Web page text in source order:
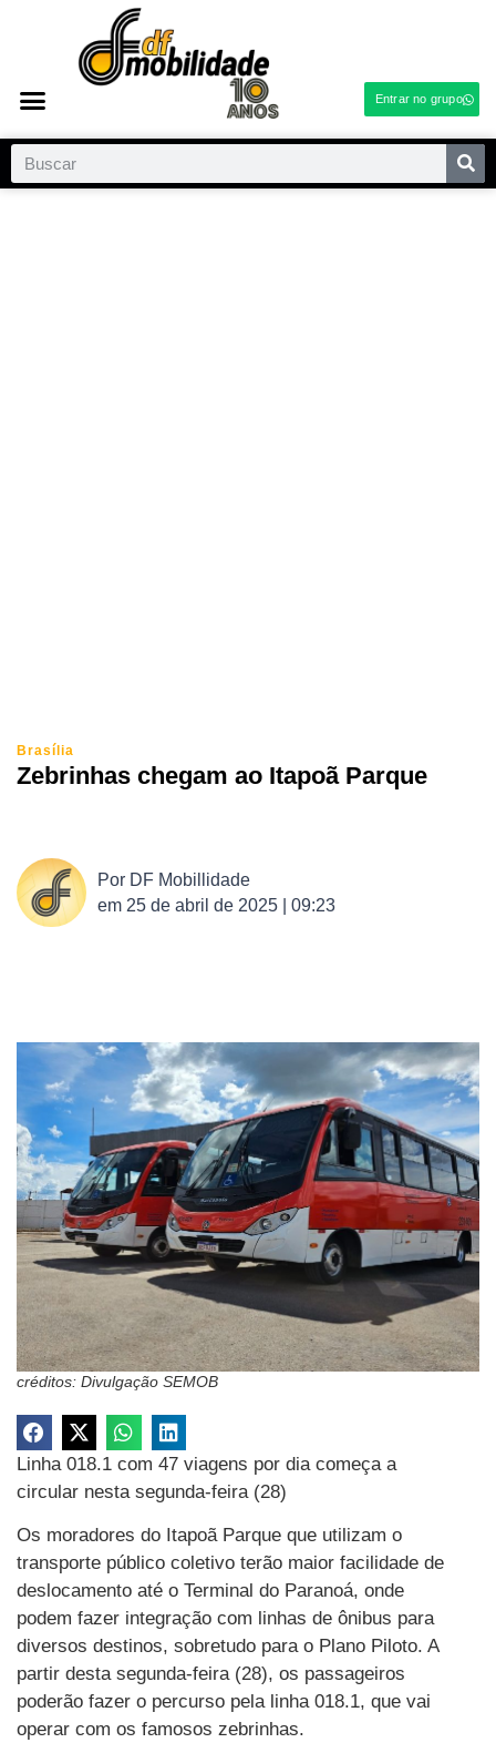
Entrar no grupo
Brasília
Zebrinhas chegam ao Itapoã Parque
Por DF Mobillidade
em 25 de abril de 2025 | 09:23
créditos: Divulgação SEMOB
Linha 018.1 com 47 viagens por dia começa a
circular nesta segunda-feira (28)
Os moradores do Itapoã Parque que utilizam o
transporte público coletivo terão maior facilidade de
deslocamento até o Terminal do Paranoá, onde
podem fazer integração com linhas de ônibus para
diversos destinos, sobretudo para o Plano Piloto. A
partir desta segunda-feira (28), os passageiros
poderão fazer o percurso pela linha 018.1, que vai
operar com os famosos zebrinhas.